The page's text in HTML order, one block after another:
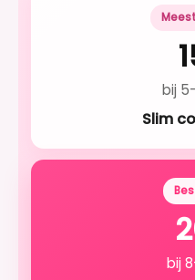
bij
Slim
bij